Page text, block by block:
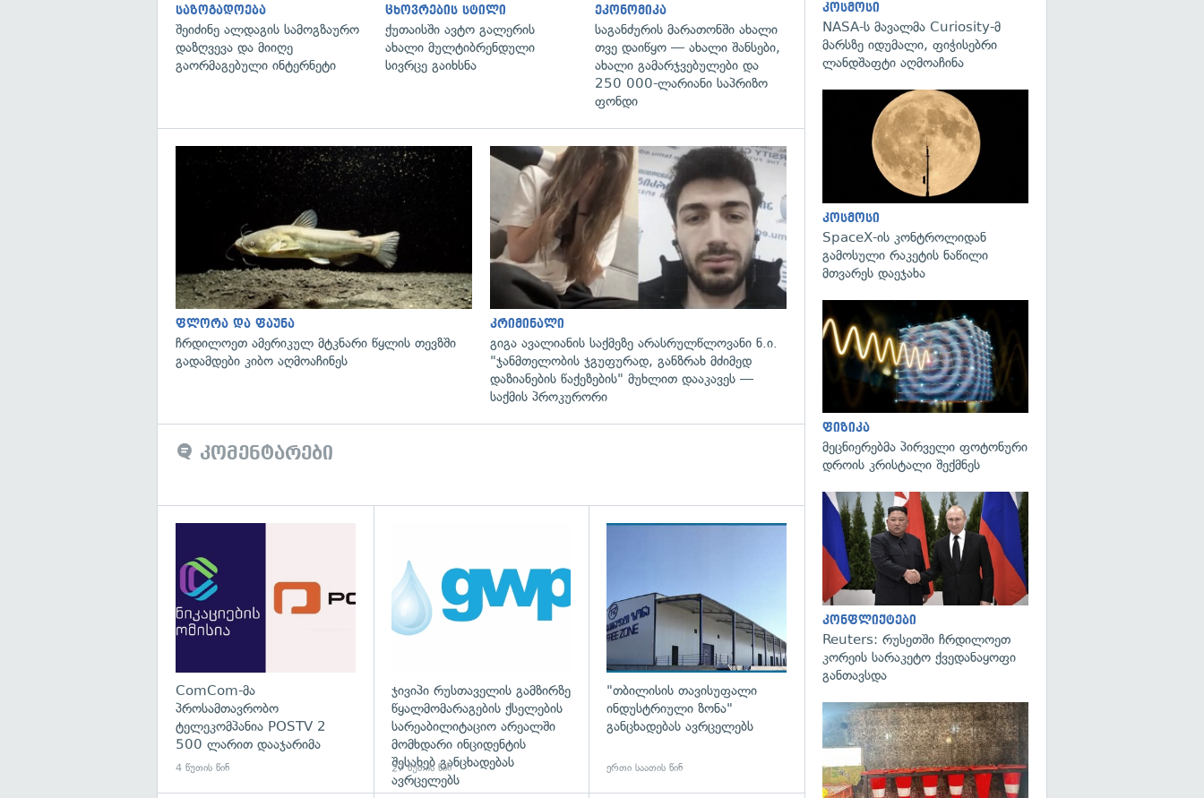
საზოგადოება
შეიძინე ალდაგის სამოგზაურო
დაზღვევა და მიიღე
გაორმაგებული ინტერნეტი
ცხოვრების სტილი
ქუთაისში ავტო გალერის
ახალი მულტიბრენდული
სივრცე გაიხსნა
ეკონომიკა
საგანძურის მარათონში ახალი
თვე დაიწყო — ახალი შანსები,
ახალი გამარჯვებულები და
250 000-ლარიანი საპრიზო
ფონდი
გადახედვა
ფლორა და ფაუნა
ჩრდილოეთ ამერიკულ მტკნარი წყლის თევზში
გადამდები კიბო აღმოაჩინეს
კრიმინალი
გიგა ავალიანის საქმეზე არასრულწლოვანი ნ.ი.
"ჯანმთელობის ჯგუფურად, განზრახ მძიმედ
დაზიანების წაქეზების" მუხლით დააკავეს —
საქმის პროკურორი
კომენტარები
ComCom-მა
პროსამთავრობო
ტელეკომპანია POSTV 2
500 ლარით დააჯარიმა
4 წუთის წინ
ჯივიპი რუსთაველის გამზირზე
წყალმომარაგების ქსელების
სარეაბილიტაციო არეალში
მომხდარი ინციდენტის
შესახებ განცხადებას
ავრცელებს
27 წუთის წინ
გადახედვა
"თბილისის თავისუფალი
ინდუსტრიული ზონა"
განცხადებას ავრცელებს
ერთი საათის წინ
კოსმოსი
NASA-ს მავალმა Curiosity-მ
მარსზე იდუმალი, ფიჭისებრი
ლანდშაფტი აღმოაჩინა
კოსმოსი
SpaceX-ის კონტროლიდან
გამოსული რაკეტის ნაწილი
მთვარეს დაეჯახა
ფიზიკა
მეცნიერებმა პირველი ფოტონური
დროის კრისტალი შექმნეს
კონფლიქტები
Reuters: რუსეთში ჩრდილოეთ
კორეის სარაკეტო ქვედანაყოფი
განთავსდა